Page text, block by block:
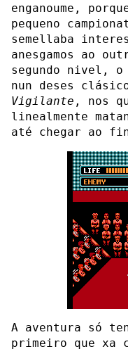
enganoume,
pequeno
semellaba
anesgamos ao
segundo nivel, o
nun deses
Vigilante , nos
linealmente
até chegar ao
A aventura só
primeiro que xa